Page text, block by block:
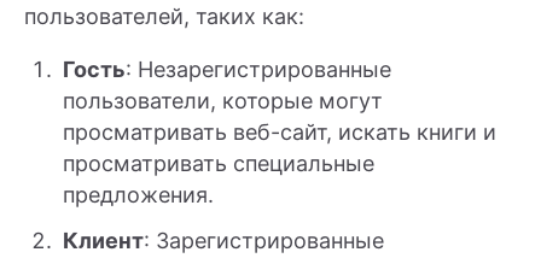
пользователей, таких как:
Гость: Незарегистрированные
пользователи, которые могут
просматривать веб-сайт, искать книги и
просматривать специальные
предложения.
Клиент: Зарегистрированные